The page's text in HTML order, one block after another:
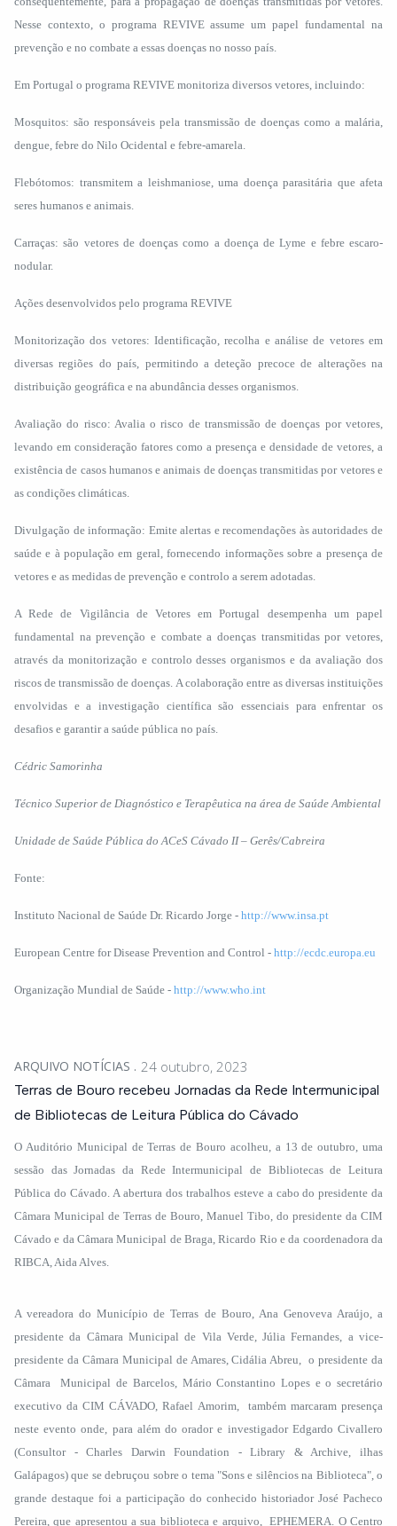
Nesse contexto, o programa REVIVE assume um papel fundamental na
prevenção e no combate a essas doenças no nosso país.
Em Portugal o programa REVIVE monitoriza diversos vetores, incluindo:
Mosquitos: são responsáveis pela transmissão de doenças como a malária,
dengue, febre do Nilo Ocidental e febre-amarela.
Flebótomos: transmitem a leishmaniose, uma doença parasitária que afeta
seres humanos e animais.
Carraças: são vetores de doenças como a doença de Lyme e febre escaro-
nodular.
Ações desenvolvidos pelo programa REVIVE
Monitorização dos vetores: Identificação, recolha e análise de vetores em
diversas regiões do país, permitindo a deteção precoce de alterações na
distribuição geográfica e na abundância desses organismos.
Avaliação do risco: Avalia o risco de transmissão de doenças por vetores,
levando em consideração fatores como a presença e densidade de vetores, a
existência de casos humanos e animais de doenças transmitidas por vetores e
as condições climáticas.
Divulgação de informação: Emite alertas e recomendações às autoridades de
saúde e à população em geral, fornecendo informações sobre a presença de
vetores e as medidas de prevenção e controlo a serem adotadas.
A Rede de Vigilância de Vetores em Portugal desempenha um papel
fundamental na prevenção e combate a doenças transmitidas por vetores,
através da monitorização e controlo desses organismos e da avaliação dos
riscos de transmissão de doenças. A colaboração entre as diversas instituições
envolvidas e a investigação científica são essenciais para enfrentar os
desafios e garantir a saúde pública no país.
Cédric Samorinha
Técnico Superior de Diagnóstico e Terapêutica na área de Saúde Ambiental
Unidade de Saúde Pública do ACeS Cávado II – Gerês/Cabreira
Fonte:
Instituto Nacional de Saúde Dr. Ricardo Jorge - http://www.insa.pt
European Centre for Disease Prevention and Control - http://ecdc.europa.eu
Organização Mundial de Saúde - http://www.who.int
ARQUIVO NOTÍCIAS 24 outubro, 2023
Terras de Bouro recebeu Jornadas da Rede Intermunicipal
de Bibliotecas de Leitura Pública do Cávado
O Auditório Municipal de Terras de Bouro acolheu, a 13 de outubro, uma
sessão das Jornadas da Rede Intermunicipal de Bibliotecas de Leitura
Pública do Cávado. A abertura dos trabalhos esteve a cabo do presidente da
Câmara Municipal de Terras de Bouro, Manuel Tibo, do presidente da CIM
Cávado e da Câmara Municipal de Braga, Ricardo Rio e da coordenadora da
RIBCA, Aida Alves.
A vereadora do Município de Terras de Bouro, Ana Genoveva Araújo, a
presidente da Câmara Municipal de Vila Verde, Júlia Fernandes, a vice-
presidente da Câmara Municipal de Amares, Cidália Abreu, o presidente da
Câmara Municipal de Barcelos, Mário Constantino Lopes e o secretário
executivo da CIM CÁVADO, Rafael Amorim, também marcaram presença
neste evento onde, para além do orador e investigador Edgardo Civallero
(Consultor - Charles Darwin Foundation - Library & Archive, ilhas
Galápagos) que se debruçou sobre o tema "Sons e silêncios na Biblioteca", o
grande destaque foi a participação do conhecido historiador José Pacheco
Pereira, que apresentou a sua biblioteca e arquivo, EPHEMERA. O Centro